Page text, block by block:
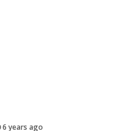
6 years ago